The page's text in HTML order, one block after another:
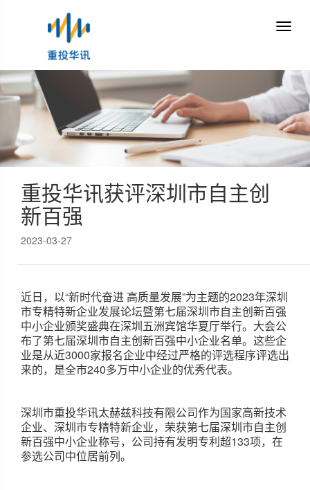
重投华讯获评深圳市自主创
新百强
2023-03-27
近日，以“新时代奋进 高质量发展”为主题的2023年深圳
市专精特新企业发展论坛暨第七届深圳市自主创新百强
中小企业颁奖盛典在深圳五洲宾馆华夏厅举行。大会公
布了第七届深圳市自主创新百强中小企业名单。这些企
业是从近3000家报名企业中经过严格的评选程序评选出
来的，是全市240多万中小企业的优秀代表。
深圳市重投华讯太赫兹科技有限公司作为国家高新技术
企业、深圳市专精特新企业，荣获第七届深圳市自主创
新百强中小企业称号，公司持有发明专利超133项，在
参选公司中位居前列。